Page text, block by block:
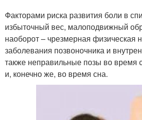
Факторами риска развития боли в
избыточный вес, малоподвижный
наоборот – чрезмерная физическая
заболевания позвоночника и
также неправильные позы во время
и, конечно же, во время сна.